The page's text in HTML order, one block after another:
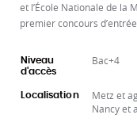
et l’École Nationale de la
premier concours d’entrée
Niveau
d'accès
Bac+4
Localisation
Metz et
Nancy et